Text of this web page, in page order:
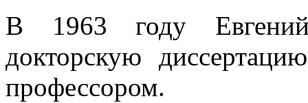
В 1963 году
докторскую
профессором.